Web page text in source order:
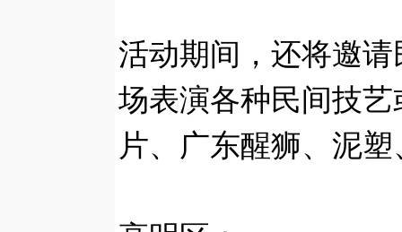
活动期间，还将邀
场表演各种民间技
片、广东醒狮、泥